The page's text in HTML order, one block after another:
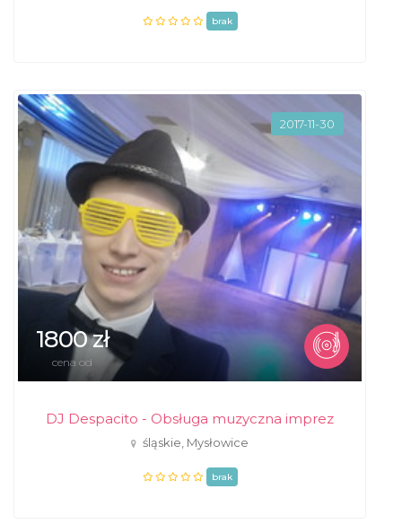
brak
2017-11-30
1800 zł
cena od
DJ Despacito - Obsługa muzyczna imprez
śląskie, Mysłowice
brak